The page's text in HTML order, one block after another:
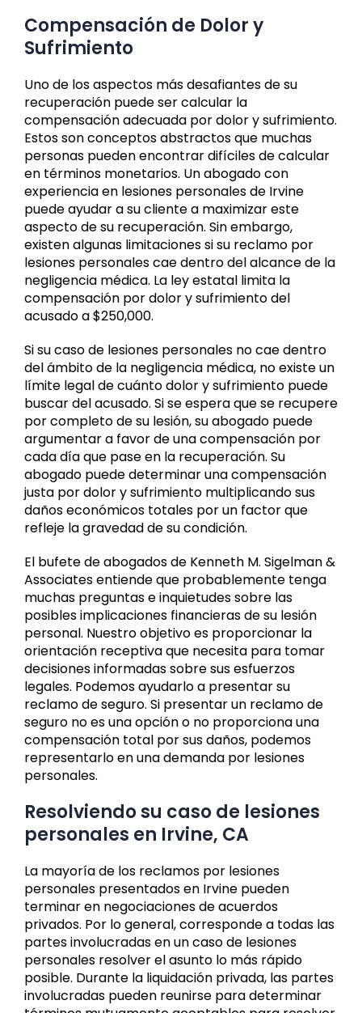
Compensación de Dolor y
Sufrimiento
Uno de los aspectos más desafiantes de su
recuperación puede ser calcular la
compensación adecuada por dolor y sufrimiento.
Estos son conceptos abstractos que muchas
personas pueden encontrar difíciles de calcular
en términos monetarios. Un abogado con
experiencia en lesiones personales de Irvine
puede ayudar a su cliente a maximizar este
aspecto de su recuperación. Sin embargo,
existen algunas limitaciones si su reclamo por
lesiones personales cae dentro del alcance de la
negligencia médica. La ley estatal limita la
compensación por dolor y sufrimiento del
acusado a $250,000.
Si su caso de lesiones personales no cae dentro
del ámbito de la negligencia médica, no existe un
límite legal de cuánto dolor y sufrimiento puede
buscar del acusado. Si se espera que se recupere
por completo de su lesión, su abogado puede
argumentar a favor de una compensación por
cada día que pase en la recuperación. Su
abogado puede determinar una compensación
justa por dolor y sufrimiento multiplicando sus
daños económicos totales por un factor que
refleje la gravedad de su condición.
El bufete de abogados de Kenneth M. Sigelman &
Associates entiende que probablemente tenga
muchas preguntas e inquietudes sobre las
posibles implicaciones financieras de su lesión
personal. Nuestro objetivo es proporcionar la
orientación receptiva que necesita para tomar
decisiones informadas sobre sus esfuerzos
legales. Podemos ayudarlo a presentar su
reclamo de seguro. Si presentar un reclamo de
seguro no es una opción o no proporciona una
compensación total por sus daños, podemos
representarlo en una demanda por lesiones
personales.
Resolviendo su caso de lesiones
personales en Irvine, CA
La mayoría de los reclamos por lesiones
personales presentados en Irvine pueden
terminar en negociaciones de acuerdos
privados. Por lo general, corresponde a todas las
partes involucradas en un caso de lesiones
personales resolver el asunto lo más rápido
posible. Durante la liquidación privada, las partes
involucradas pueden reunirse para determinar